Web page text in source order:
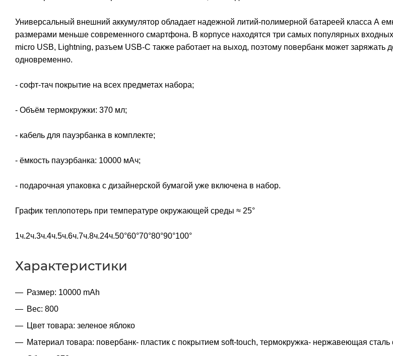
Универсальный внешний аккумулятор обладает надежной литий-полимерной батареей класса А
размерами меньше современного смартфона. В корпусе находятся три самых популярных
micro USB, Lightning, разъем USB-C также работает на выход, поэтому повербанк может заряжать
одновременно.
- софт-тач покрытие на всех предметах набора;
- Объём термокружки: 370 мл;
- кабель для пауэрбанка в комплекте;
- ёмкость пауэрбанка: 10000 мАч;
- подарочная упаковка с дизайнерской бумагой уже включена в набор.
График теплопотерь при температуре окружающей среды ≈ 25°
1ч.2ч.3ч.4ч.5ч.6ч.7ч.8ч.24ч.50°60°70°80°90°100°
Характеристики
Размер: 10000 mAh
Вес: 800
Цвет товара: зеленое яблоко
Материал товара: повербанк- пластик с покрытием soft-touch, термокружка- нержавеющая cталь